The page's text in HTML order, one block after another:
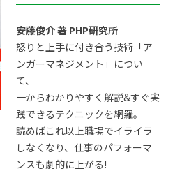
安藤俊介 著 PHP研究所
怒りと上手に付き合う技術「ア
ンガーマネジメント」につい
て、
一からわかりやすく解説&すぐ実
践できるテクニックを網羅。
読めばこれ以上職場でイライラ
しなくなり、仕事のパフォーマ
ンスも劇的に上がる!